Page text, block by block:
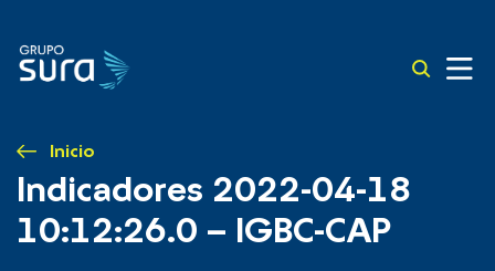
Inicio
Indicadores 2022-04-18
10:12:26.0 – IGBC-CAP